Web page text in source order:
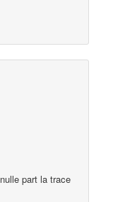
part la trace